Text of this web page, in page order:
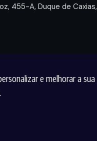
e melhorar a sua
455-A, Duque de Caxias,